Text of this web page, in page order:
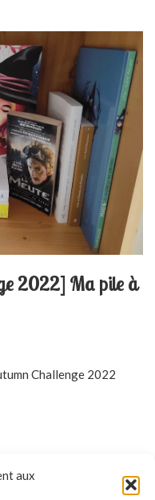
aux
2022] Ma pile à
Challenge 2022